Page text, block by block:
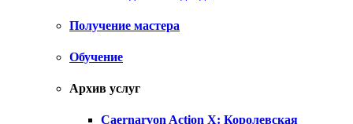
Получение мастера
Обучение
Архив услуг
Caernarvon Action X: Королевская